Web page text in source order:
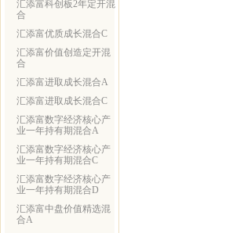
汇添富科创板2年定开混
合
汇添富优质成长混合C
汇添富价值创造定开混
合
汇添富进取成长混合A
汇添富进取成长混合C
汇添富数字经济核心产
业一年持有期混合A
汇添富数字经济核心产
业一年持有期混合C
汇添富数字经济核心产
业一年持有期混合D
汇添富中盘价值精选混
合A